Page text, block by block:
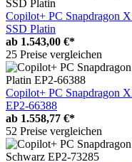
Copilot+ PC Snapdragon
SSD Platin
ab 1.543,00 €*
25 Preise vergleichen
Copilot+ PC Snapdragon
EP2-66388
ab 1.558,77 €*
52 Preise vergleichen